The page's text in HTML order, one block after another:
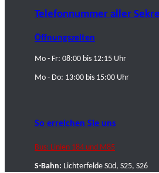
Telefonnummer aller
Öffnungszeiten
Mo - Fr: 08:00 bis 12:15 Uhr
Mo - Do: 13:00 bis 15:00 Uhr
So erreichen Sie uns
Bus: Linien 184 und M85
S-Bahn: Lichterfelde Süd, S25, S26